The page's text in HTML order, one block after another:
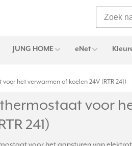
JUNG HOME eNet
het verwarmen of koelen 24V (RTR 241)
voor
241)